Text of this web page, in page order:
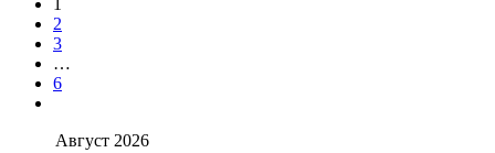
1
2
3
…
6
Август 2026